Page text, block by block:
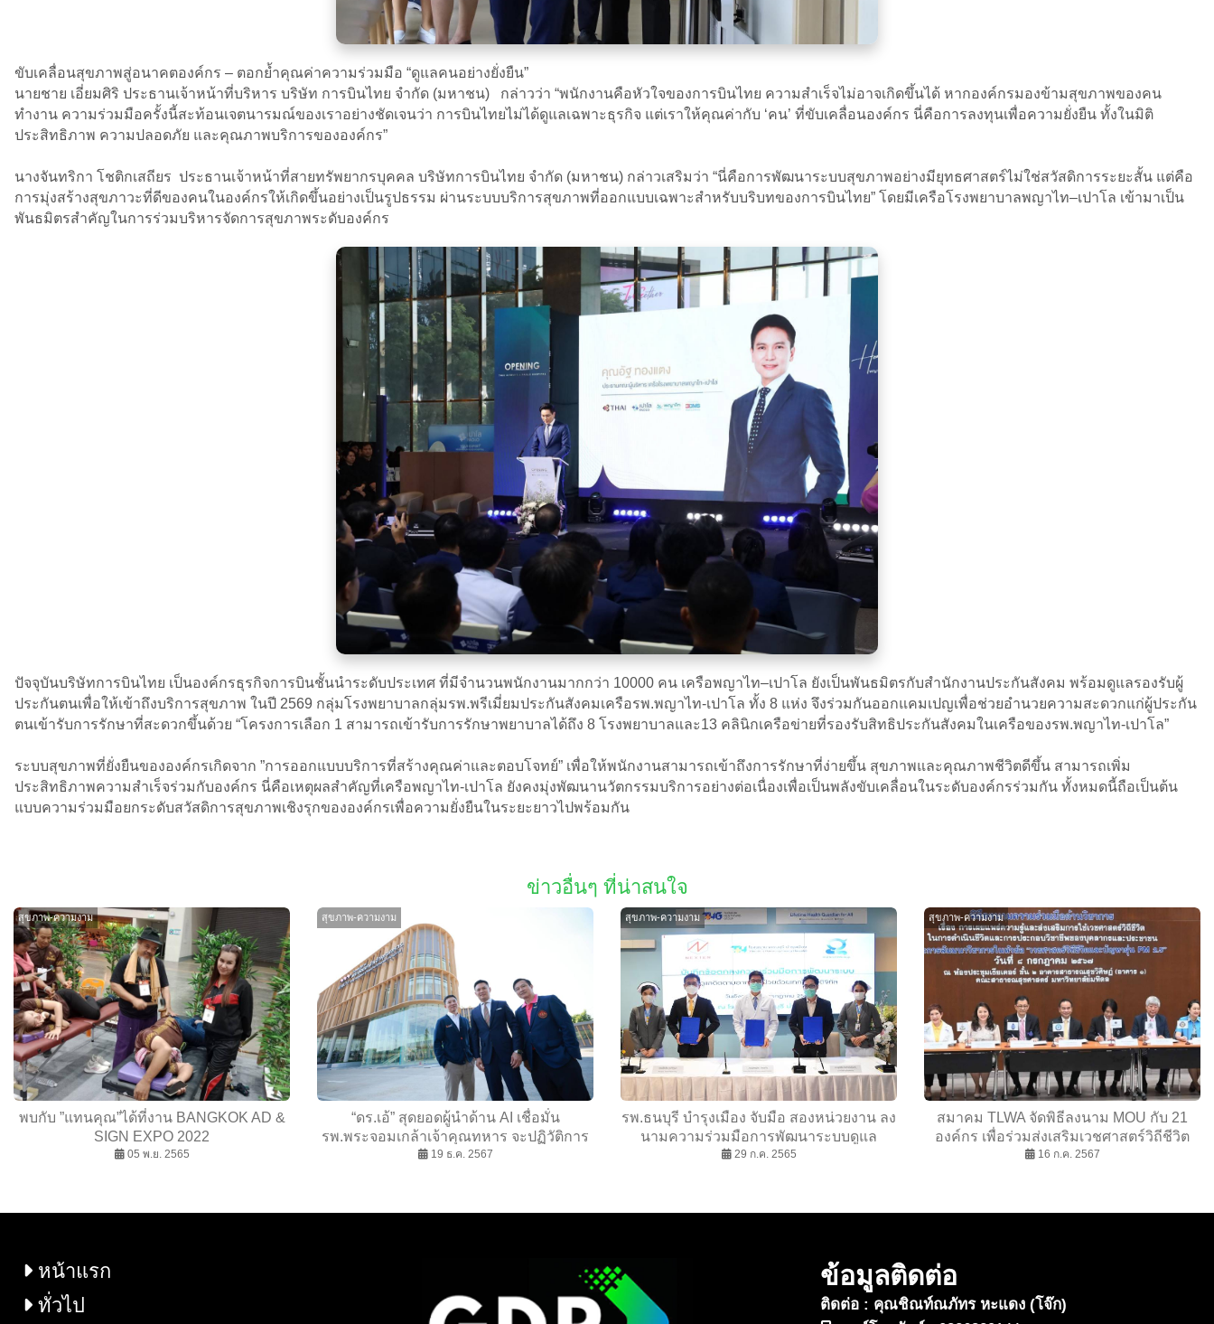
ขับเคลื่อนสุขภาพสู่อนาคตองค์กร – ตอกย้ำคุณค่าความร่วมมือ “ดูแลคนอย่างยั่งยืน”
นายชาย เอี่ยมศิริ ประธานเจ้าหน้าที่บริหาร บริษัท การบินไทย จำกัด (มหาชน) กล่าวว่า “พนักงานคือหัวใจของการบินไทย ความสำเร็จไม่อาจเกิดขึ้นได้ หากองค์กรมองข้ามสุขภาพของคน
ทำงาน ความร่วมมือครั้งนี้สะท้อนเจตนารมณ์ของเราอย่างชัดเจนว่า การบินไทยไม่ได้ดูแลเฉพาะธุรกิจ แต่เราให้คุณค่ากับ ‘คน’ ที่ขับเคลื่อนองค์กร นี่คือการลงทุนเพื่อความยั่งยืน ทั้งในมิติ
ประสิทธิภาพ ความปลอดภัย และคุณภาพบริการขององค์กร”
นางจันทริกา โชติกเสถียร ประธานเจ้าหน้าที่สายทรัพยากรบุคคล บริษัทการบินไทย จำกัด (มหาชน) กล่าวเสริมว่า “นี่คือการพัฒนาระบบสุขภาพอย่างมียุทธศาสตร์ไม่ใช่สวัสดิการระยะสั้น แต่คือ
การมุ่งสร้างสุขภาวะที่ดีของคนในองค์กรให้เกิดขึ้นอย่างเป็นรูปธรรม ผ่านระบบบริการสุขภาพที่ออกแบบเฉพาะสำหรับบริบทของการบินไทย” โดยมีเครือโรงพยาบาลพญาไท–เปาโล เข้ามาเป็น
พันธมิตรสำคัญในการร่วมบริหารจัดการสุขภาพระดับองค์กร
ปัจจุบันบริษัทการบินไทย เป็นองค์กรธุรกิจการบินชั้นนำระดับประเทศ ที่มีจำนวนพนักงานมากกว่า 10000 คน เครือพญาไท–เปาโล ยังเป็นพันธมิตรกับสำนักงานประกันสังคม พร้อมดูแลรองรับผู้
ประกันตนเพื่อให้เข้าถึงบริการสุขภาพ ในปี 2569 กลุ่มโรงพยาบาลกลุ่มรพ.พรีเมี่ยมประกันสังคมเครือรพ.พญาไท-เปาโล ทั้ง 8 แห่ง จึงร่วมกันออกแคมเปญเพื่อช่วยอำนวยความสะดวกแก่ผู้ประกัน
ตนเข้ารับการรักษาที่สะดวกขึ้นด้วย “โครงการเลือก 1 สามารถเข้ารับการรักษาพยาบาลได้ถึง 8 โรงพยาบาลและ13 คลินิกเครือข่ายที่รองรับสิทธิประกันสังคมในเครือของรพ.พญาไท-เปาโล”
ระบบสุขภาพที่ยั่งยืนขององค์กรเกิดจาก ”การออกแบบบริการที่สร้างคุณค่าและตอบโจทย์” เพื่อให้พนักงานสามารถเข้าถึงการรักษาที่ง่ายขึ้น สุขภาพและคุณภาพชีวิตดีขึ้น สามารถเพิ่ม
ประสิทธิภาพความสำเร็จร่วมกับองค์กร นี่คือเหตุผลสำคัญที่เครือพญาไท-เปาโล ยังคงมุ่งพัฒนานวัตกรรมบริการอย่างต่อเนื่องเพื่อเป็นพลังขับเคลื่อนในระดับองค์กรร่วมกัน ทั้งหมดนี้ถือเป็นต้น
แบบความร่วมมือยกระดับสวัสดิการสุขภาพเชิงรุกขององค์กรเพื่อความยั่งยืนในระยะยาวไปพร้อมกัน
ข่าวอื่นๆ ที่น่าสนใจ
สุขภาพ-ความงาม
พบกับ ”แทนคุณ”ได้ที่งาน BANGKOK AD &
SIGN EXPO 2022
05 พ.ย. 2565
สุขภาพ-ความงาม
“ดร.เอ้” สุดยอดผู้นำด้าน AI เชื่อมั่น
รพ.พระจอมเกล้าเจ้าคุณทหาร จะปฏิวัติการ
แพทย์ไทย ด้วย AI พร้อมความตั้งใจอันแน่ว
19 ธ.ค. 2567
สุขภาพ-ความงาม
รพ.ธนบุรี บำรุงเมือง จับมือ สองหน่วยงาน ลง
นามความร่วมมือการพัฒนาระบบดูแล
ติดตามอาการผู้ป่วยด้วยเทคโนโลยีดิจิทัล
29 ก.ค. 2565
สุขภาพ-ความงาม
สมาคม TLWA จัดพิธีลงนาม MOU กับ 21
องค์กร เพื่อร่วมส่งเสริมเวชศาสตร์วิถีชีวิต
และสุขภาวะของประชาชน
16 ก.ค. 2567
หน้าแรก
ทั่วไป
ข้อมูลติดต่อ
ติดต่อ : คุณชิณท์ณภัทร หะแดง (โจ๊ก)